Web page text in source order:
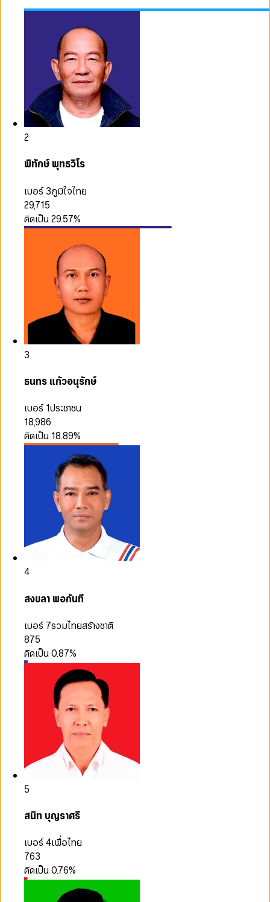
2
พิทักษ์ พุทธวิโร
เบอร์ 3ภูมิใจไทย
29,715
คิดเป็น29.57%
3
ธนทร แก้วอนุรักษ์
เบอร์ 1ประชาชน
18,986
คิดเป็น 18.89%
4
สงขลา พอกันที
เบอร์ 7รวมไทยสร้างชาติ
875
คิดเป็น0.87%
5
สนิท บุญราศรี
เบอร์ 4เพื่อไทย
763
คิดเป็น0.76%